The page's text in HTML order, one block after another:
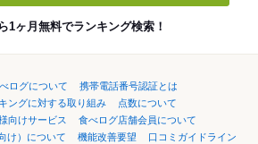
1ヶ月無料でランキング検索！
ログについて
携帯電話番号認証とは
ングに対する取り組み
点数について
向けサービス
食べログ店舗会員について
け）について
機能改善要望
口コミガイドライン